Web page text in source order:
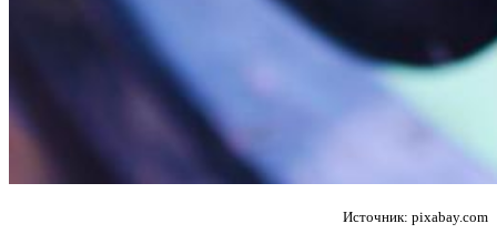
Источник: pixabay.com